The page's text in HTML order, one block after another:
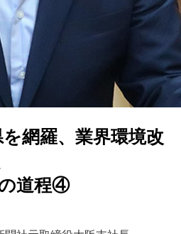
網羅、業界環境改
道程④